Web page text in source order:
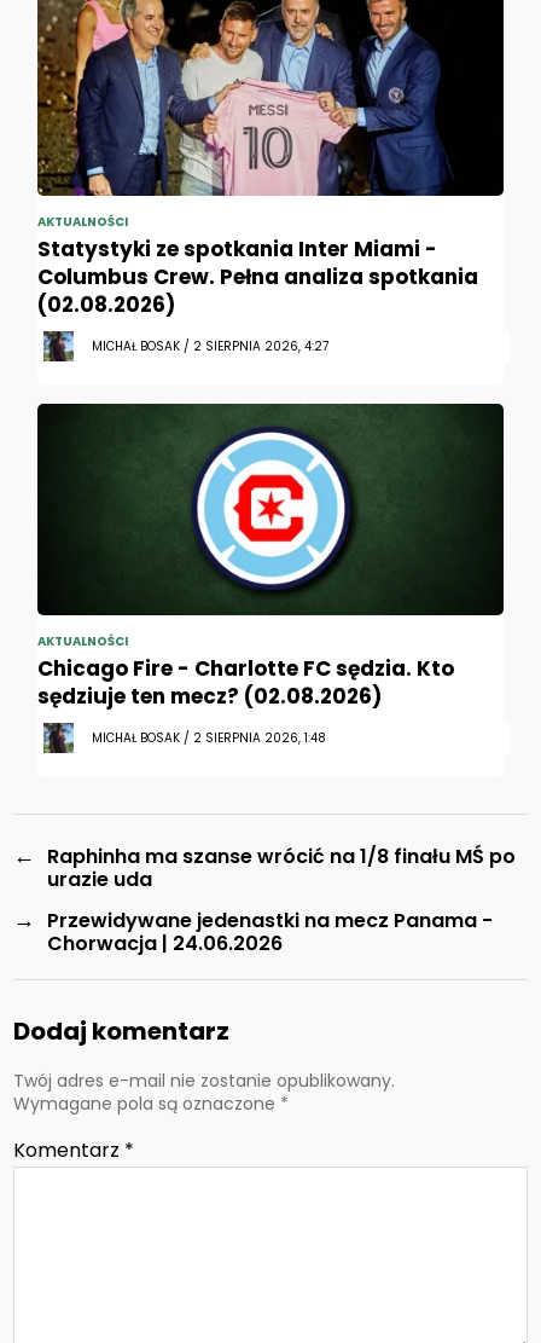
AKTUALNOŚCI
Statystyki ze spotkania Inter Miami -
Columbus Crew. Pełna analiza spotkania
(02.08.2026)
MICHAŁ BOSAK / 2 SIERPNIA 2026, 4:27
AKTUALNOŚCI
Chicago Fire - Charlotte FC sędzia. Kto
sędziuje ten mecz? (02.08.2026)
MICHAŁ BOSAK / 2 SIERPNIA 2026, 1:48
←
Raphinha ma szanse wrócić na 1/8 finału MŚ po
urazie uda
→
Przewidywane jedenastki na mecz Panama -
Chorwacja | 24.06.2026
Dodaj komentarz
Twój adres e-mail nie zostanie opublikowany.
Wymagane pola są oznaczone *
Komentarz *